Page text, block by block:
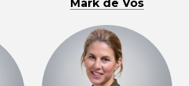
Mark de Vos